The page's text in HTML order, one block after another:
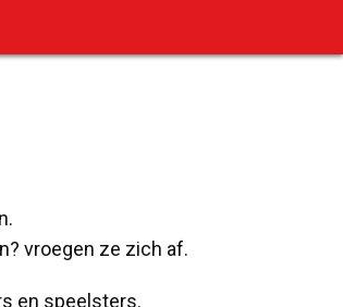
vroegen ze zich af.
en speelsters.